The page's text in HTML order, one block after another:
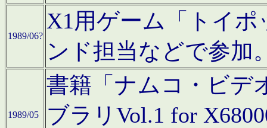
1989/06?
X1用ゲーム「トイ
ンド担当などで参加
1989/05
書籍「ナムコ・ビデ
ブラリVol.1 for